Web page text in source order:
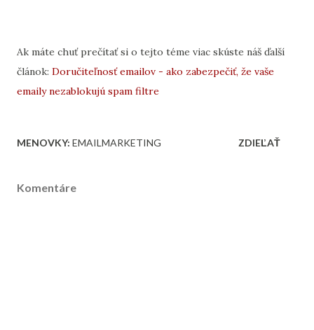
Ak máte chuť prečítať si o tejto téme viac skúste náš ďalší
článok: Doručiteľnosť emailov - ako zabezpečiť, že vaše
emaily nezablokujú spam filtre
MENOVKY: EMAILMARKETING ZDIEĽAŤ
Komentáre